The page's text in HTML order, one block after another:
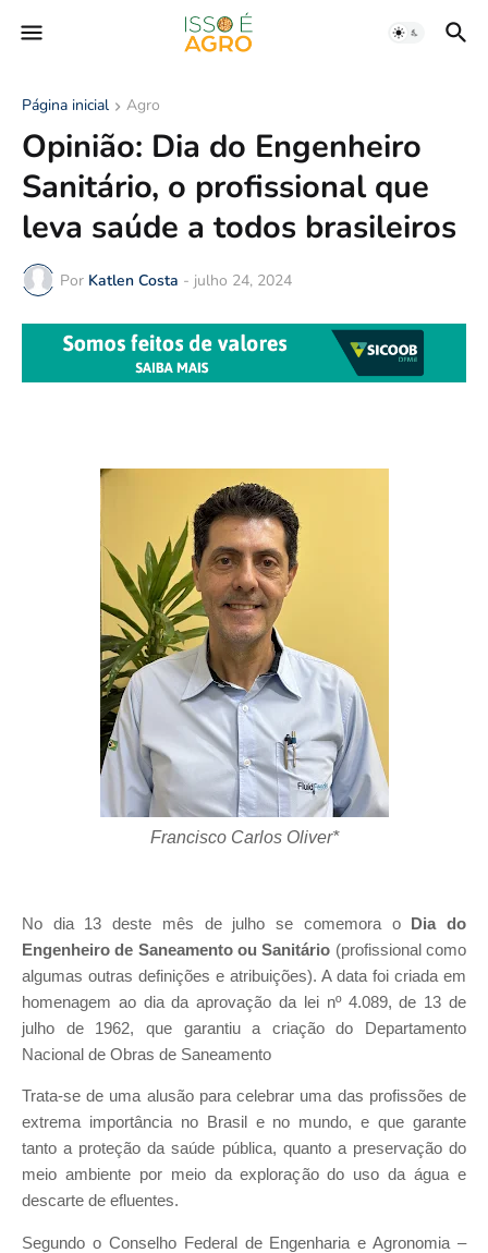
Página inicial Agro
Opinião: Dia do Engenheiro
Sanitário, o profissional que
leva saúde a todos brasileiros
Por Katlen Costa - julho 24, 2024
Francisco Carlos Oliver*
No dia 13 deste mês de julho se comemora o Dia do
Engenheiro de Saneamento ou Sanitário (profissional como
algumas outras definições e atribuições). A data foi criada em
homenagem ao dia da aprovação da lei nº 4.089, de 13 de
julho de 1962, que garantiu a criação do Departamento
Nacional de Obras de Saneamento
Trata-se de uma alusão para celebrar uma das profissões de
extrema importância no Brasil e no mundo, e que garante
tanto a proteção da saúde pública, quanto a preservação do
meio ambiente por meio da exploração do uso da água e
descarte de efluentes.
Segundo o Conselho Federal de Engenharia e Agronomia –